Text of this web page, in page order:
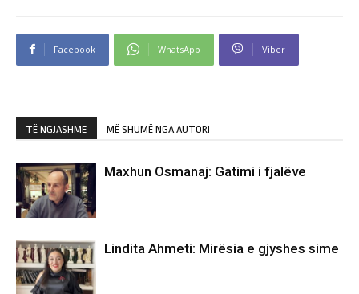
Facebook WhatsApp Viber
TË NGJASHME MË SHUMË NGA AUTORI
Maxhun Osmanaj: Gatimi i fjalëve
Lindita Ahmeti: Mirësia e gjyshes sime